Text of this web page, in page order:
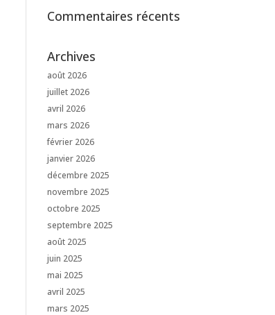
Commentaires récents
Archives
août 2026
juillet 2026
avril 2026
mars 2026
février 2026
janvier 2026
décembre 2025
novembre 2025
octobre 2025
septembre 2025
août 2025
juin 2025
mai 2025
avril 2025
mars 2025